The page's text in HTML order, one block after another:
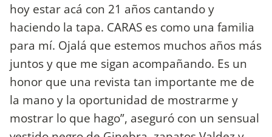
hoy estar acá con 21 años cantando y
haciendo la tapa. CARAS es como una familia
para mí. Ojalá que estemos muchos años más
juntos y que me sigan acompañando. Es un
honor que una revista tan importante me de
la mano y la oportunidad de mostrarme y
mostrar lo que hago”, aseguró con un sensual